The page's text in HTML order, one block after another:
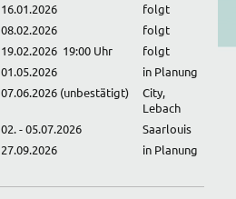
16.01.2026
folgt
08.02.2026
folgt
19.02.2026 19:00 Uhr
folgt
01.05.2026
in Planung
07.06.2026 (unbestätigt)
City,
Lebach
02. - 05.07.2026
Saarlouis
27.09.2026 in Planung